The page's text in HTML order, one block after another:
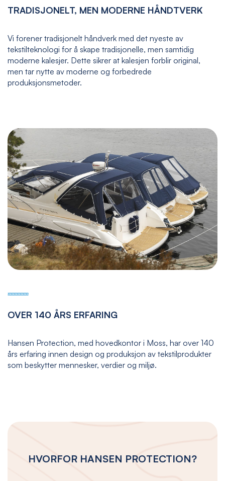
TRADISJONELT, MEN MODERNE HÅNDTVERK
Vi forener tradisjonelt håndverk med det nyeste av
tekstilteknologi for å skape tradisjonelle, men samtidig
moderne kalesjer. Dette sikrer at kalesjen forblir original,
men tar nytte av moderne og forbedrede
produksjonsmetoder.
OVER 140 ÅRS ERFARING
Hansen Protection, med hovedkontor i Moss, har over 140
års erfaring innen design og produksjon av tekstilprodukter
som beskytter mennesker, verdier og miljø.
HVORFOR HANSEN PROTECTION?